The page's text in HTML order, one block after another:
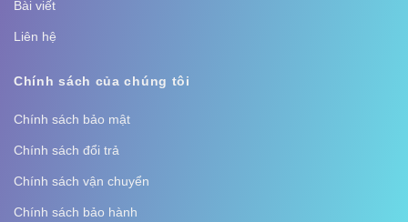
Bài viết
Liên hệ
Chính sách của chúng tôi
Chính sách bảo mật
Chính sách đổi trả
Chính sách vận chuyển
Chính sách bảo hành